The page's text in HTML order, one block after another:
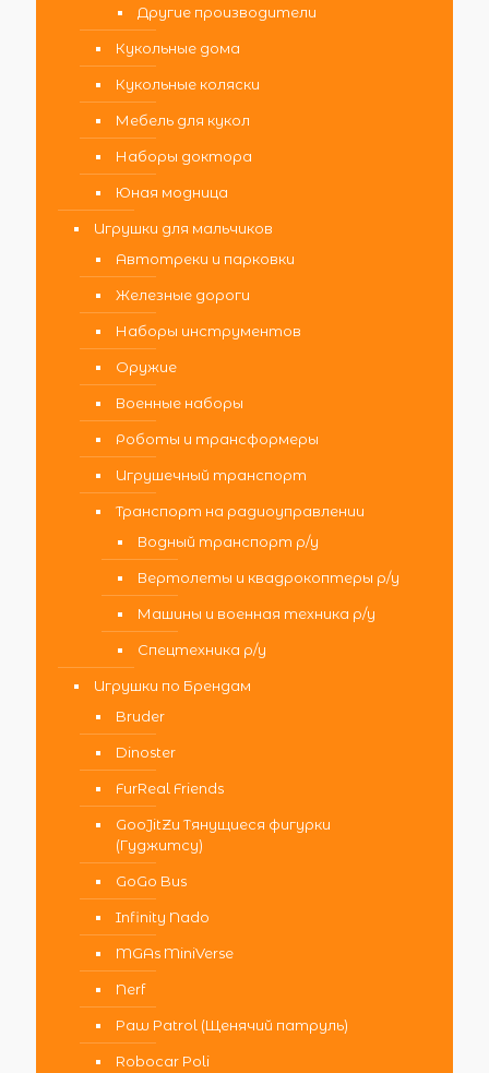
Другие производители
Кукольные дома
Кукольные коляски
Мебель для кукол
Наборы доктора
Юная модница
Игрушки для мальчиков
Автотреки и парковки
Железные дороги
Наборы инструментов
Оружие
Военные наборы
Роботы и трансформеры
Игрушечный транспорт
Транспорт на радиоуправлении
Водный транспорт р/у
Вертолеты и квадрокоптеры р/у
Машины и военная техника р/у
Спецтехника р/у
Игрушки по Брендам
Bruder
Dinoster
FurReal Friends
GooJitZu Тянущиеся фигурки
(Гуджитсу)
GoGo Bus
Infinity Nado
MGAs MiniVerse
Nerf
Paw Patrol (Щенячий патруль)
Robocar Poli